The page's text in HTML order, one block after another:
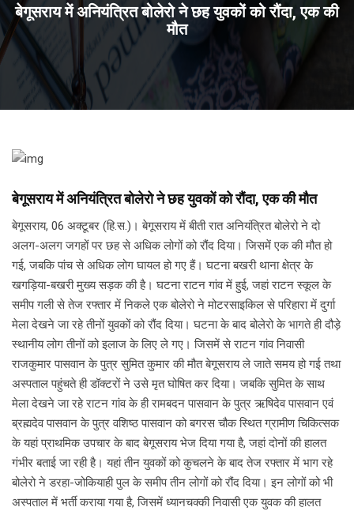
बेगूसराय में अनियंत्रित बोलेरो ने छह युवकों को रौंदा, एक की
मौत
बेगूसराय में अनियंत्रित बोलेरो ने छह युवकों को रौंदा, एक की मौत
बेगूसराय, 06 अक्टूबर (हि.स.)। बेगूसराय में बीती रात अनियंत्रित बोलेरो ने दो
अलग-अलग जगहों पर छह से अधिक लोगों को रौंद दिया। जिसमें एक की मौत हो
गई, जबकि पांच से अधिक लोग घायल हो गए हैं। घटना बखरी थाना क्षेत्र के
खगड़िया-बखरी मुख्य सड़क की है। घटना राटन गांव में हुई, जहां राटन स्कूल के
समीप गली से तेज रफ्तार में निकले एक बोलेरो ने मोटरसाइकिल से परिहारा में दुर्गा
मेला देखने जा रहे तीनों युवकों को रौंद दिया। घटना के बाद बोलेरो के भागते ही दौड़े
स्थानीय लोग तीनों को इलाज के लिए ले गए। जिसमें से राटन गांव निवासी
राजकुमार पासवान के पुत्र सुमित कुमार की मौत बेगूसराय ले जाते समय हो गई तथा
अस्पताल पहुंचते ही डॉक्टरों ने उसे मृत घोषित कर दिया। जबकि सुमित के साथ
मेला देखने जा रहे राटन गांव के ही रामबदन पासवान के पुत्र ऋषिदेव पासवान एवं
ब्रह्मदेव पासवान के पुत्र वशिष्ठ पासवान को बगरस चौक स्थित ग्रामीण चिकित्सक
के यहां प्राथमिक उपचार के बाद बेगूसराय भेज दिया गया है, जहां दोनों की हालत
गंभीर बताई जा रही है। यहां तीन युवकों को कुचलने के बाद तेज रफ्तार में भाग रहे
बोलेरो ने डरहा-जोकियाही पुल के समीप तीन लोगों को रौंद दिया। इन लोगों को भी
अस्पताल में भर्ती कराया गया है, जिसमें ध्यानचक्की निवासी एक युवक की हालत